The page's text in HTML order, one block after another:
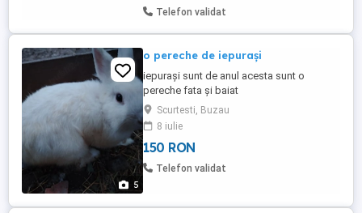
Telefon validat
5
o pereche de iepurași
iepurași sunt de anul acesta sunt o
pereche fata și baiat
Scurtesti, Buzau
8 iulie
150 RON
Telefon validat